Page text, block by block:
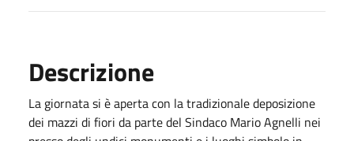
Descrizione
La giornata si è aperta con la tradizionale deposizione
dei mazzi di fiori da parte del Sindaco Mario Agnelli nei